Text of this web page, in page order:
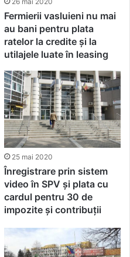
Fermierii vasluieni nu mai
au bani pentru plata
ratelor la credite și la
utilajele luate în leasing
25 mai 2020
Înregistrare prin sistem
video în SPV și plata cu
cardul pentru 30 de
impozite și contribuții